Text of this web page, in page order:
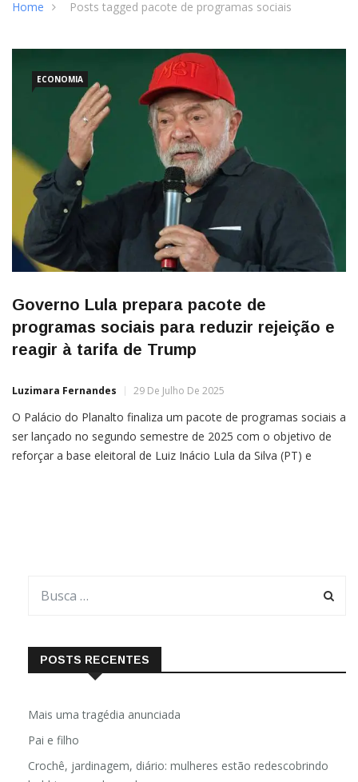
Home Posts tagged pacote de programas sociais
ECONOMIA
Governo Lula prepara pacote de
programas sociais para reduzir rejeição e
reagir à tarifa de Trump
Luzimara Fernandes 29 De Julho De 2025
O Palácio do Planalto finaliza um pacote de programas sociais a
ser lançado no segundo semestre de 2025 com o objetivo de
reforçar a base eleitoral de Luiz Inácio Lula da Silva (PT) e
POSTS RECENTES
Mais uma tragédia anunciada
Pai e filho
Crochê, jardinagem, diário: mulheres estão redescobrindo